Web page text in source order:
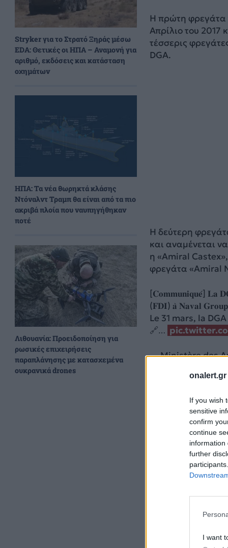
onalert.gr
If you wish
sensitive
confirm
continue
information
further
I want
Stryker για το Στρατό Ξηράς μέσω
EDA: Θετικές οι ΗΠΑ – Αναμονή για
αριθμό, εκδόσεις και κατάσταση
οχημάτων
ΗΠΑ: Τα νέα θωρηκτά κλάσης
Ντόναλντ Τραμπ θα είναι από τα πιο
ακριβά πλοία που ναυπηγήθηκαν
ποτέ
Λιθουανία: Προειδοποίηση για
ρωσικές επιχειρήσεις
παραπλάνησης με κατασχεμένα
ουκρανικά drones
Η πρώτη φρεγάτα
Απρίλιο του 2017
τέσσερις
DGA.
H δεύτερη
και αναμένεται
η «Amiral
φρεγάτα «Amiral
[𝐂𝐨𝐦𝐦𝐮𝐧𝐢𝐪𝐮𝐞́] 𝐋𝐚
(𝐅𝐃𝐈) 𝐚̀ 𝐍𝐚𝐯𝐚𝐥 𝐆𝐫𝐨𝐮𝐩
Le 31 mars, la
🔗…
— Ministère des
Όπως έχουμε